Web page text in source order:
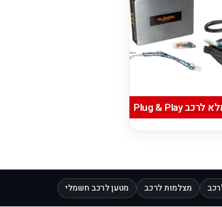
מצלמות לרכב מטען לרכב חשמלי